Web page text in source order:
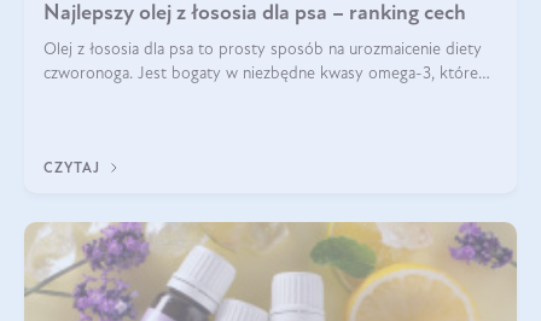
Najlepszy olej z łososia dla psa – ranking cech
Olej z łososia dla psa to prosty sposób na urozmaicenie diety
czworonoga. Jest bogaty w niezbędne kwasy omega-3, które
CZYTAJ